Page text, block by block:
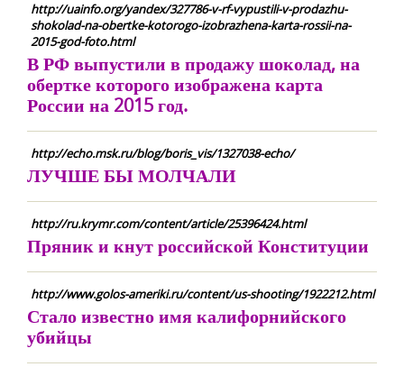
http://uainfo.org/yandex/327786-v-rf-vypustili-v-prodazhu-
shokolad-na-obertke-kotorogo-izobrazhena-karta-rossii-na-
2015-god-foto.html
В РФ выпустили в продажу шоколад, на
обертке которого изображена карта
России на 2015 год.
http://echo.msk.ru/blog/boris_vis/1327038-echo/
ЛУЧШЕ БЫ МОЛЧАЛИ
http://ru.krymr.com/content/article/25396424.html
Пряник и кнут российской Конституции
http://www.golos-ameriki.ru/content/us-shooting/1922212.html
Стало известно имя калифорнийского
убийцы